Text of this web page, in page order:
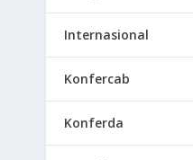
Internasional
Konfercab
Konferda